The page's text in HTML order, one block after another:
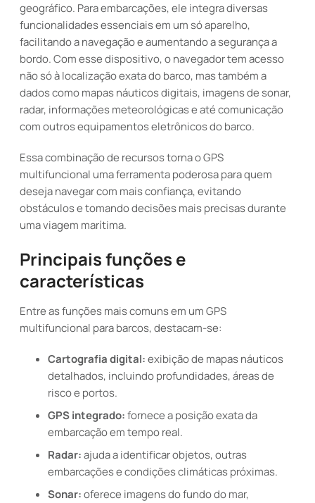
geográfico. Para embarcações, ele integra diversas
funcionalidades essenciais em um só aparelho,
facilitando a navegação e aumentando a segurança a
bordo. Com esse dispositivo, o navegador tem acesso
não só à localização exata do barco, mas também a
dados como mapas náuticos digitais, imagens de sonar,
radar, informações meteorológicas e até comunicação
com outros equipamentos eletrônicos do barco.
Essa combinação de recursos torna o GPS
multifuncional uma ferramenta poderosa para quem
deseja navegar com mais confiança, evitando
obstáculos e tomando decisões mais precisas durante
uma viagem marítima.
Principais funções e
características
Entre as funções mais comuns em um GPS
multifuncional para barcos, destacam-se:
Cartografia digital:exibição de mapas náuticos
detalhados, incluindo profundidades, áreas de
risco e portos.
GPS integrado:fornece a posição exata da
embarcação em tempo real.
Radar:ajuda a identificar objetos, outras
embarcações e condições climáticas próximas.
Sonar:oferece imagens do fundo do mar,